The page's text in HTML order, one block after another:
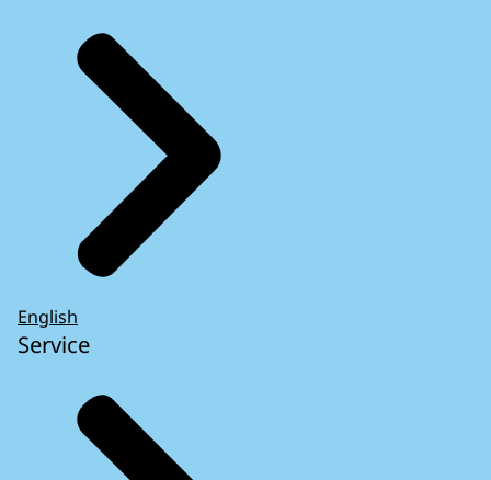
English
Service